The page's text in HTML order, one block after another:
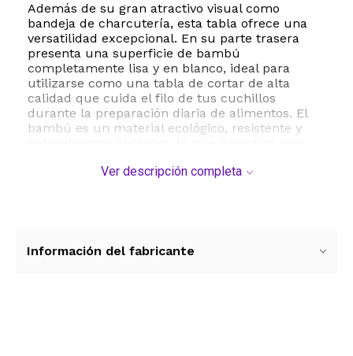
Además de su gran atractivo visual como
bandeja de charcutería, esta tabla ofrece una
versatilidad excepcional. En su parte trasera
presenta una superficie de bambú
completamente lisa y en blanco, ideal para
utilizarse como una tabla de cortar de alta
calidad que cuida el filo de tus cuchillos
durante la preparación diaria de alimentos. El
bambú es un material ecológico, resistente y
de tu cocina, comedor o sala de estar. Con unas
Ver descripción completa
Información del fabricante